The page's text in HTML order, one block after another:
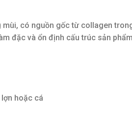
có nguồn gốc từ collagen
đặc và ổn định cấu trúc sản
hoặc cá